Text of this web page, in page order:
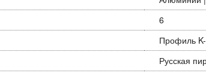
6
Профиль
Русская